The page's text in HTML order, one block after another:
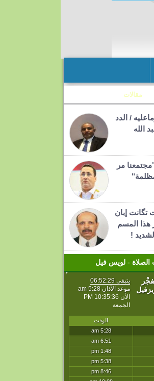
مقالات
/ الدد
الله
مر
تگانت إبان
هذا المسم
!
الصلاة - لويس فيل